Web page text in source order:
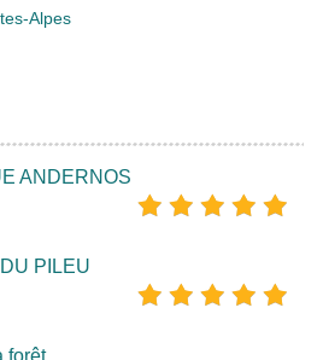
Alpes
ANDERNOS
PILEU